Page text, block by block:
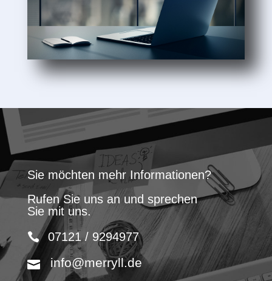
Sie möchten mehr Informationen?
Rufen Sie uns an und sprechen
Sie mit uns.
07121 / 9294977
info@merryll.de